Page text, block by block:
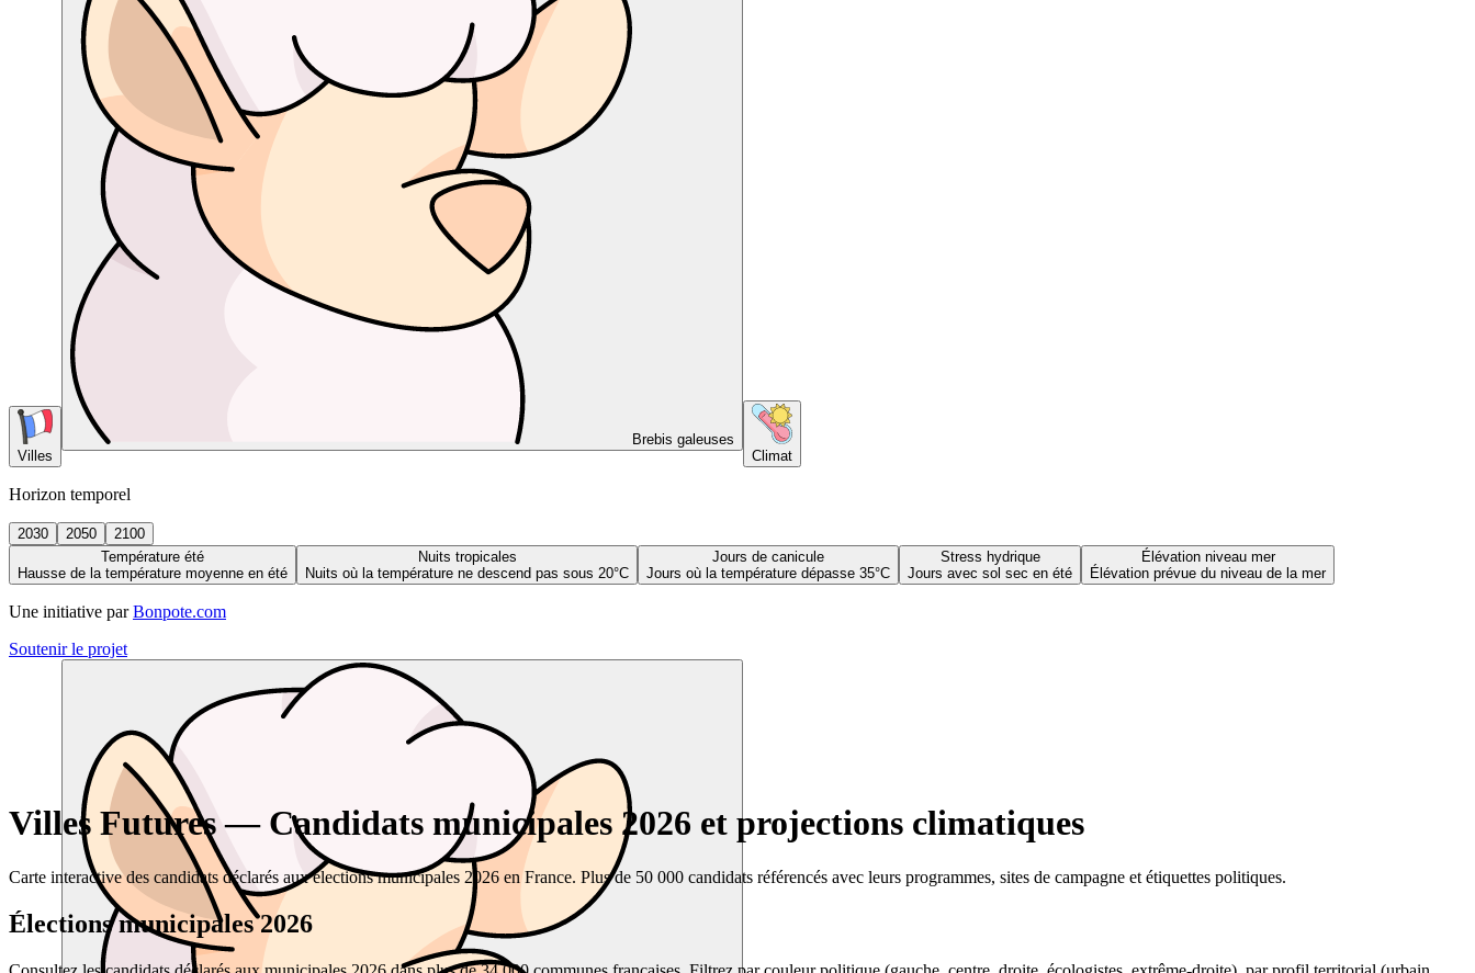
Villes
Brebis galeuses
Climat
Horizon temporel
2030 2050
2100
Température été
Hausse de la température moyenne en été
Nuits tropicales
Nuits où la température ne descend pas sous 20°C
Jours de canicule
Jours où la température dépasse 35°C
Stress hydrique
Jours avec sol sec en été
Élévation niveau mer
Élévation prévue du niveau de la mer
Une initiative par Bonpote.com
Soutenir le projet
Villes Futures — Candidats municipales 2026 et projections climatiques
Carte interactive des candidats déclarés aux élections municipales 2026 en France. Plus de 50 000 candidats référencés avec leurs programmes, sites de campagne et étiquettes politiques.
Élections municipales 2026